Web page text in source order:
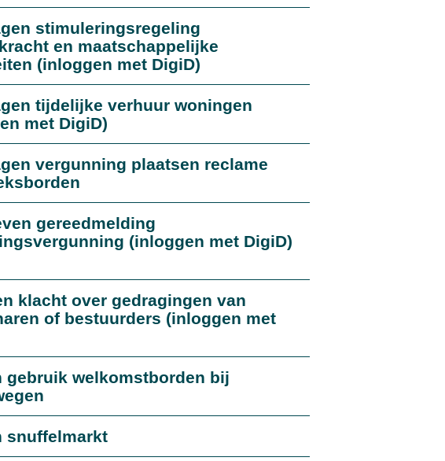
stimuleringsregeling
en maatschappelijke
(inloggen met DigiD)
tijdelijke verhuur woningen
met DigiD)
vergunning plaatsen reclame
gereedmelding
(inloggen met DigiD)
klacht over gedragingen van
of bestuurders (inloggen met
gebruik welkomstborden bij
snuffelmarkt